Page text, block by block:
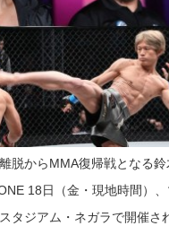
脱からMMA復帰戦となる
18日（金・現地時間）、
タジアム・ネガラで開催さ